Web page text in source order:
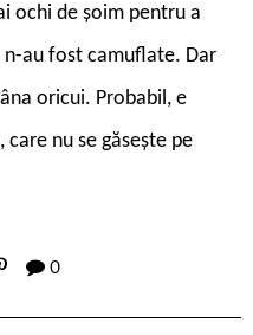
ochi de șoim pentru a
au fost camuflate. Dar
oricui. Probabil, e
nu se găsește pe
0